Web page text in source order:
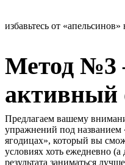
избавьтесь от «апельсинов»
Метод №3
активный
Предлагаем вашему
упражнений под
ягодицах», который вы
условиях хоть ежедневно
результата заниматься